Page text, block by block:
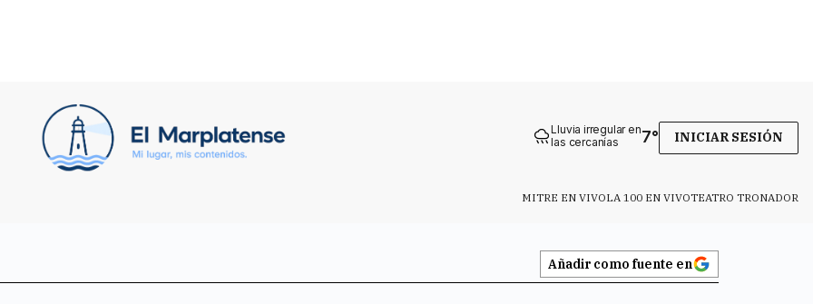
Lluvia irregular en
las cercanías
7° INICIAR SESIÓN
MITRE EN VIVOLA 100 EN VIVOTEATRO TRONADOR
Añadir como fuente en